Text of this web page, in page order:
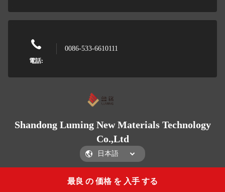
最良 の 価格 を 入手 する
電話:
0086-533-6610111
Shandong Luming New Materials Technology
Co.,Ltd
Shandong Luming New Materials Technology Co.,Ltd
Get a Quote